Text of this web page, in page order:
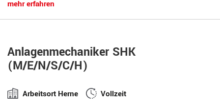
mehr erfahren
Anlagenmechaniker SHK
(M/E/N/S/C/H)
Arbeitsort Herne
Vollzeit